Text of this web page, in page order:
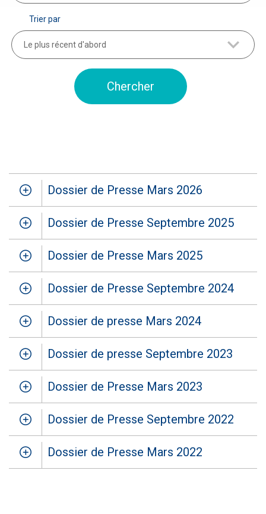
Trier par
Le plus récent d'abord
Dossier de Presse Mars 2026
Dossier de Presse Septembre 2025
Dossier de Presse Mars 2025
Dossier de Presse Septembre 2024
Dossier de presse Mars 2024
Dossier de presse Septembre 2023
Dossier de Presse Mars 2023
Dossier de Presse Septembre 2022
Dossier de Presse Mars 2022